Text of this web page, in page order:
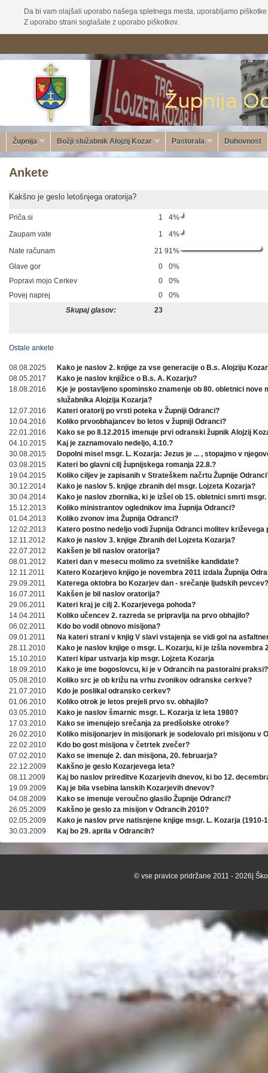
Da bi vam olajšali uporabo našega spletnega mesta, uporabljamo
Z uporabo strani soglašate z uporabo piškotkov.
Župnija Božji služabnik Alojzij Kozar Pastorala Duhovnost
Ankete
Kakšno je geslo letošnjega oratorija?
Priča.si 1
4%
Zaupam vate
1
4%
Nate računam
21 91%
Glave gor
0
0%
Popravi mojo Cerkev
0
0%
Povej naprej
0
0%
Skupaj glasov:
23
Ostale ankete
08.08.2025
Kako je naslov 2. knjige za vse generacije o B.s. Alojziju
08.05.2017
Kako je naslov knjižice o B.s. A. Kozarju?
18.08.2016
Kje je postavljeno spominsko znamenje ob 80. obletnici nove
služabnika Alojzija Kozarja?
12.07.2016
Kateri oratorij po vrsti poteka v Župniji Odranci?
10.04.2016
Koliko prvoobhajancev bo letos v župniji Odranci?
22.01.2016
Kako se po 8.12.2015 imenuje prvi odranski župnik Alojzij
04.10.2015
Kaj je zaznamovalo nedeljo, 4.10.?
30.08.2015
Dopolni misel msgr. L. Kozarja: Jezus je ... , stopajmo v
03.08.2015
Kateri bo glavni cilj župnijskega romanja 22.8.?
19.04.2015
Koliko ciljev je zapisanih v Strateškem načrtu Župnije
30.12.2014
Kako je naslov 5. knjige zbranih del msgr. Lojzeta Kozarja?
30.04.2014
Kako je naslov zbornika, ki je izšel ob 15. obletnici smrti msgr.
15.12.2013
Koliko ministrantov oglednikov ima župnija Odranci?
01.04.2013
Koliko zvonov ima Župnija Odranci?
12.02.2013
Katero postno nedeljo vodi župnija Odranci molitev križevega
12.11.2012
Kako je naslov 3. knjige Zbranih del Lojzeta Kozarja?
22.07.2012
Kakšen je bil naslov oratorija?
08.01.2012
Kateri dan v mesecu molimo za svetniške kandidate?
12.11.2011
Katero Kozarjevo knjigo je novembra 2011 izdala Župnija
29.09.2011
Katerega oktobra bo Kozarjev dan - srečanje ljudskih pevcev?
16.07.2011
Kakšen je bil naslov oratorija?
29.06.2011
Kateri kraj je cilj 2. Kozarjevega pohoda?
14.04.2011
Koliko učencev 2. razreda se pripravlja na prvo obhajilo?
06.02.2011
Kdo bo vodil obnovo misijona?
09.01.2011
Na kateri strani v knjig V slavi vstajenja se vidi gol na
28.11.2010
Kako je naslov knjige o msgr. L. Kozarju, ki je izšla novembra
15.10.2010
Kateri kipar ustvarja kip msgr. Lojzeta Kozarja
18.09.2010
Kako je ime bogoslovcu, ki je v Odrancih na pastoralni praksi?
05.08.2010
Koliko src je ob križu na vrhu zvonikov odranske cerkve?
21.07.2010
Kdo je poslikal odransko cerkev?
01.06.2010
Koliko otrok je letos prejeli prvo sv. obhajilo?
03.05.2010
Kako je naslov šmarnic msgr. L. Kozarja iz leta 1980?
17.03.2010
Kako se imenujejo srečanja za predšolske otroke?
26.02.2010
Koliko misijonarjev in misijonark je sodelovalo pri misijonu v
22.02.2010
Kdo bo gost misijona v četrtek zvečer?
07.02.2010
Kako se imenuje 2. dan misijona, 20. februarja?
22.12.2009
Kakšno je geslo Kozarjevega leta?
08.11.2009
Kaj bo naslov prireditve Kozarjevih dnevov, ki bo 12.
19.09.2009
Kaj je bila vsebina lanskih Kozarjevih dnevov?
04.08.2009
Kako se imenuje veroučno glasilo Župnije Odranci?
26.05.2009
Kakšno je geslo za misijon v Odrancih 2010?
02.05.2009
Kako je naslov prve natisnjene knjige msgr. L. Kozarja (1910-
30.03.2009
Kaj bo 29. aprila v Odrancih?
© vse pravice pridržane 2011 - 2026|